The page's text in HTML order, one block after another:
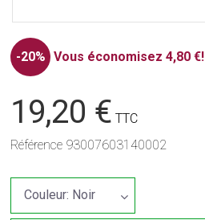
-20% Vous économisez 4,80 €!
19,20 € TTC
Référence 93007603140002